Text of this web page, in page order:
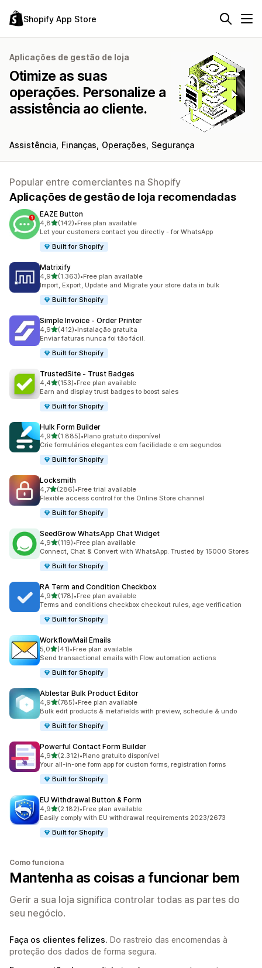
Shopify App Store
Aplicações de gestão de loja
Otimize as suas
operações. Personalize a
assistência ao cliente.
Assistência Finanças Operações Segurança
Popular entre comerciantes na Shopify
Aplicações de gestão de loja recomendadas
EAZE Button
4,8de 5 estrelas
(142)
142 total de avaliações
•Free plan available
Let your customers contact you directly - for WhatsApp
Built for Shopify
Matrixify
4,9de 5 estrelas
(1.363)
1363 total de avaliações
•Free plan available
Import, Export, Update and Migrate your store data in bulk
Built for Shopify
Simple Invoice ‑ Order Printer
4,9de 5 estrelas
(412)
412 total de avaliações
•Instalação gratuita
Enviar faturas nunca foi tão fácil.
Built for Shopify
TrustedSite ‑ Trust Badges
4,4de 5 estrelas
(153)
153 total de avaliações
•Free plan available
Earn and display trust badges to boost sales
Built for Shopify
Hulk Form Builder
4,9de 5 estrelas
(1.885)
1885 total de avaliações
•Plano gratuito disponível
Crie formulários elegantes com facilidade e em segundos.
Built for Shopify
Locksmith
4,7de 5 estrelas
(286)
286 total de avaliações
•Free trial available
Flexible access control for the Online Store channel
Built for Shopify
SeedGrow WhatsApp Chat Widget
4,9de 5 estrelas
(119)
119 total de avaliações
•Free plan available
Connect, Chat & Convert with WhatsApp. Trusted by 15000 Stores
Built for Shopify
RA Term and Condition Checkbox
4,9de 5 estrelas
(178)
178 total de avaliações
•Free plan available
Terms and conditions checkbox checkout rules, age verification
Built for Shopify
WorkflowMail Emails
5,0de 5 estrelas
(41)
41 total de avaliações
•Free plan available
Send transactional emails with Flow automation actions
Built for Shopify
Ablestar Bulk Product Editor
4,9de 5 estrelas
(785)
785 total de avaliações
•Free plan available
Bulk edit products & metafields with preview, schedule & undo
Built for Shopify
Powerful Contact Form Builder
4,9de 5 estrelas
(2.312)
2312 total de avaliações
•Plano gratuito disponível
Your all-in-one form app for custom forms, registration forms
Built for Shopify
EU Withdrawal Button & Form
4,9de 5 estrelas
(2.182)
2182 total de avaliações
•Free plan available
Easily comply with EU withdrawal requirements 2023/2673
Built for Shopify
Como funciona
Mantenha as coisas a funcionar bem
Gerir a sua loja significa controlar todas as partes do
seu negócio.
Faça os clientes felizes. Do rastreio das encomendas à
proteção dos dados de forma segura.